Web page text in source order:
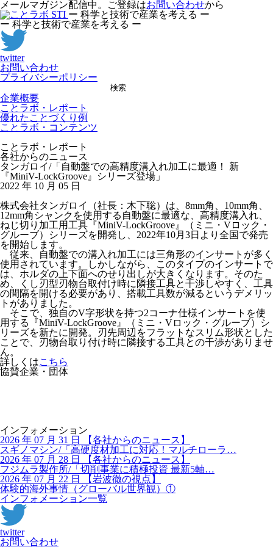
メールマガジン配信中。ご登録はお問い合わせから
ー 科学と技術で産業を考える ー
ー 科学と技術で産業を考える ー
twitter
お問い合わせ
プライバシーポリシー
検索
企業概要
ことラボ・レポート
優れたことづくり例
ことラボ・コンテンツ
ことラボ・レポート
各社からのニュース
タンガロイ/「自動盤での高精度溝入れ加工に最適！ 新
『MiniV-LockGroove』シリーズ登場」
2022 年 10 月 05 日
株式会社タンガロイ（社長：木下聡）は、8mm角、10mm角、
12mm角シャンクを使用する自動盤に最適な、高精度溝入れ、
ねじ切り加工用工具『MiniV-LockGroove』（ミニ・Vロック・
グルーブ）シリーズを開発し、2022年10月3日より全国で発売
を開始します。
従来、自動盤での溝入れ加工には三角形のインサートが多く
使用されています。しかしながら、このタイプのインサートで
は、ホルダの上下面へのせり出しが大きくなります。そのた
め、くし刃型刃物台取付け時に隣接工具と干渉しやすく、工具
の間隔を開ける必要があり、搭載工具数が減るというデメリッ
トがありました。
そこで、独自のV字形状を持つ2コーナ仕様インサートを使
用する『MiniV-LockGroove』（ミニ・Vロック・グルーブ）シ
リーズを新たに開発。刃先周辺をフラットなスリム形状とした
ことで、刃物台取り付け時に隣接する工具との干渉がありませ
ん。
詳しくはこちら
協賛企業・団体
インフォメーション
2026 年 07 月 31 日
【各社からのニュース】
スギノマシン/「高硬度材加工に対応！マルチローラ…
2026 年 07 月 28 日
【各社からのニュース】
フジムラ製作所/「切削事業に積極投資 最新5軸…
2026 年 07 月 22 日
【岩波徹の視点】
体験的海外事情（グローバル世界観）①
インフォメーション一覧
twitter
お問い合わせ